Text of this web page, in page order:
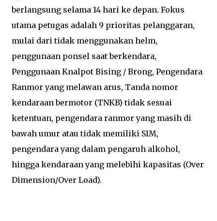
berlangsung selama 14 hari ke depan. Fokus
utama petugas adalah 9 prioritas pelanggaran,
mulai dari tidak menggunakan helm,
penggunaan ponsel saat berkendara,
Penggunaan Knalpot Bising / Brong, Pengendara
Ranmor yang melawan arus, Tanda nomor
kendaraan bermotor (TNKB) tidak sesuai
ketentuan, pengendara ranmor yang masih di
bawah umur atau tidak memiliki SIM,
pengendara yang dalam pengaruh alkohol,
hingga kendaraan yang melebihi kapasitas (Over
Dimension/Over Load).